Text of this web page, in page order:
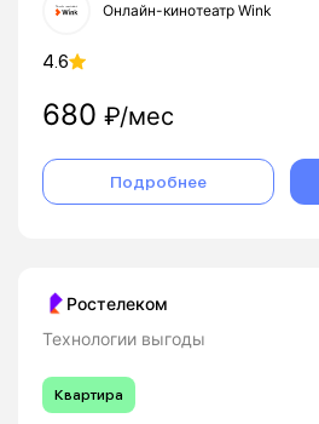
Онлайн-кинотеатр Wink
4.6
680 ₽/мес
Подробнее
Ростелеком
Технологии выгоды
Квартира